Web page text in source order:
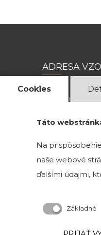
ADRESA
Magnetová 13
Podvysoká 174
023 57
IČO: 53829191
Obchodné
Cookies
Táto
Na
naše webové
ďalšími údajmi,
Základné